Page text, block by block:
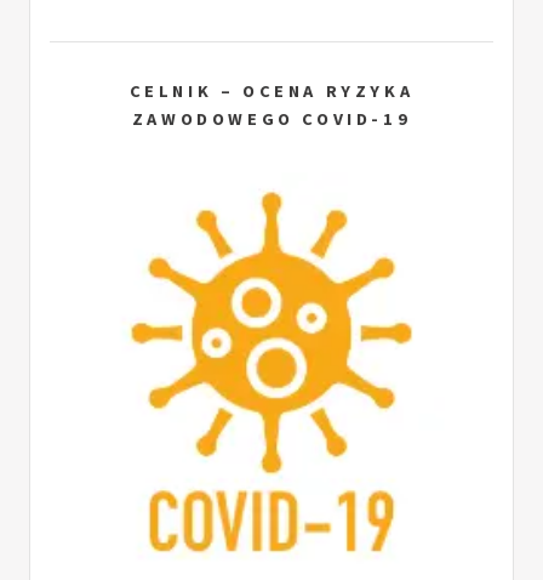
CELNIK – OCENA RYZYKA
ZAWODOWEGO COVID-19